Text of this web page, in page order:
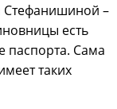
Стефанишиной –
есть
паспорта. Сама
таких